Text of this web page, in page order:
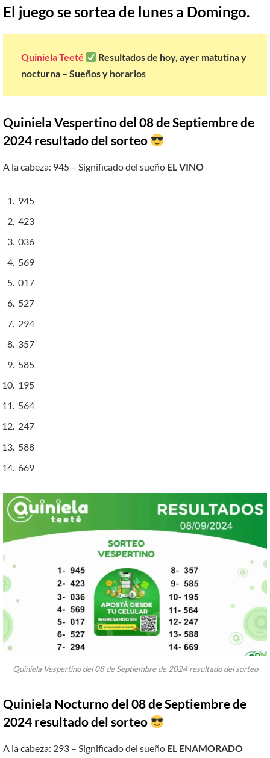
El juego se sortea de lunes a Domingo.
Quiniela Teeté
Resultados de hoy, ayer matutina y
nocturna – Sueños y horarios
Quiniela Vespertino del 08 de Septiembre de
2024 resultado del sorteo
A la cabeza: 945 – Significado del sueño EL VINO
945
423
036
569
017
527
294
357
585
195
564
247
588
669
Quiniela Vespertino del 08 de Septiembre de 2024 resultado del sorteo
Quiniela Nocturno del 08 de Septiembre de
2024 resultado del sorteo
A la cabeza: 293 – Significado del sueño EL ENAMORADO